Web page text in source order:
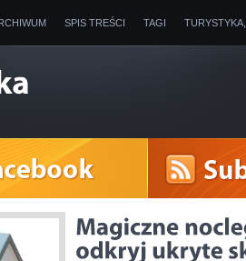
SPIS TREŚCI TAGI